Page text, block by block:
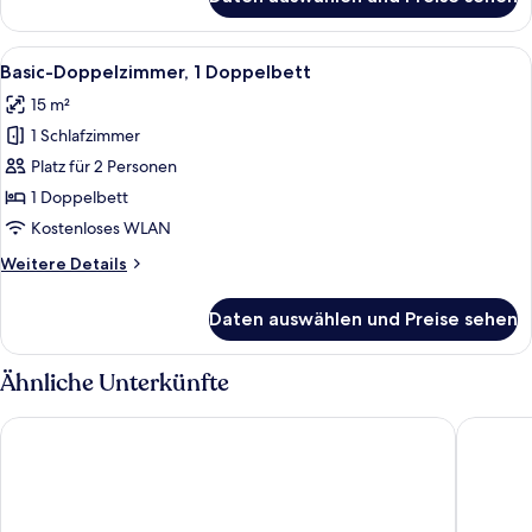
Zimmer,
2 Einzelbetten
Alle
Fotos
für
Basic-
Doppelzimmer,
1
Doppelbett
Ein ordentlich eingerichtetes
14
Basic-Doppelzimmer, 1 Doppelbett
15 m²
1 Schlafzimmer
Platz für 2 Personen
1 Doppelbett
Kostenloses WLAN
Weitere Details
Weitere
Doppelzimmer,
1
Doppelbett
Daten auswählen und Preise sehen
Ähnliche Unterkünfte
Estudiotel Alicante